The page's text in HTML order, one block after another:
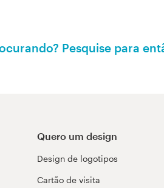
Pesquise para
Quero um design
Design de logotipos
Cartão de visita